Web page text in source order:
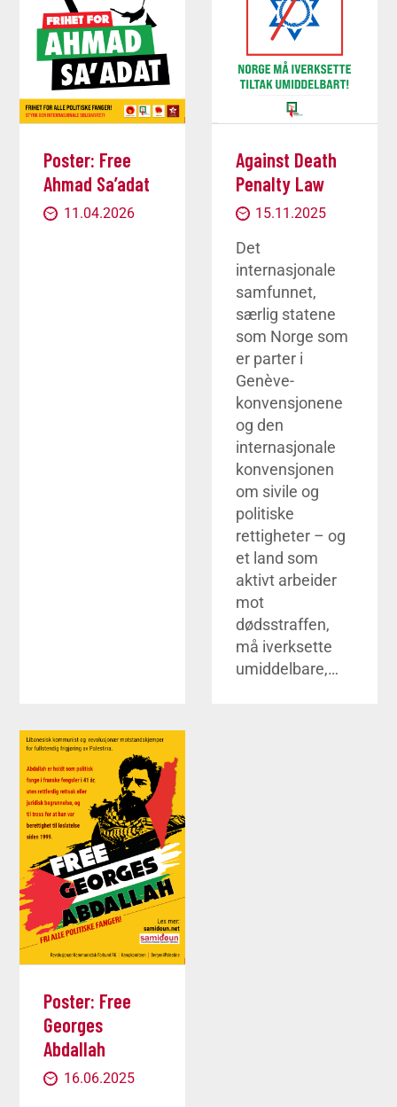
Poster: Free
Ahmad Sa’adat
11.04.2026
Against Death
Penalty Law
15.11.2025
Det
internasjonale
samfunnet,
særlig statene
som Norge som
er parter i
Genève-
konvensjonene
og den
internasjonale
konvensjonen
om sivile og
politiske
rettigheter – og
et land som
aktivt arbeider
mot
dødsstraffen,
må iverksette
umiddelbare,…
Poster: Free
Georges
Abdallah
16.06.2025